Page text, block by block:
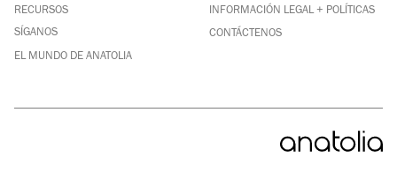
RECURSOS
INFORMACIÓN LEGAL + POLÍTICAS
SÍGANOS
YOUTUBE
CONTÁCTENOS
EL MUNDO DE ANATOLIA